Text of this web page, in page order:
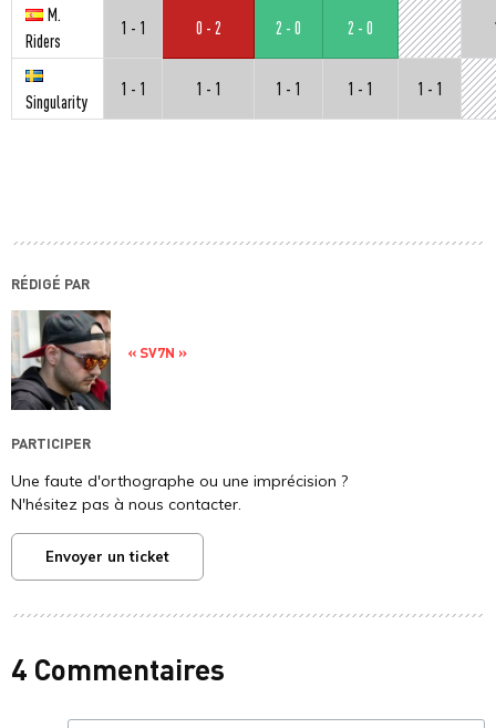
M.
Riders
1 - 1 0 - 2 2 - 0 2 - 0
Singularity
1 - 1 1 - 1 1 - 1 1 - 1 1 - 1
RÉDIGÉ PAR
« SV7N »
PARTICIPER
Une faute d'orthographe ou une imprécision ?
N'hésitez pas à nous contacter.
Envoyer un ticket
4 Commentaires